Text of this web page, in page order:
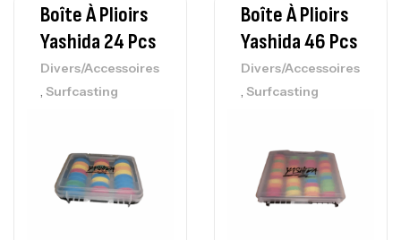
Boîte À Plioirs
Yashida 24 Pcs
Divers/Accessoires
Surfcasting
Boîte À Plioirs
Yashida 46 Pcs
Divers/Accessoires
Surfcasting